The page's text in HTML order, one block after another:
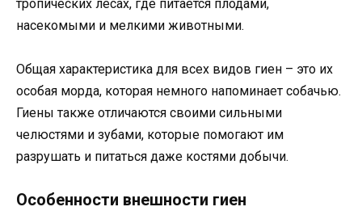
тропических лесах, где питается плодами,
насекомыми и мелкими животными.
Общая характеристика для всех видов гиен – это их
особая морда, которая немного напоминает собачью.
Гиены также отличаются своими сильными
челюстями и зубами, которые помогают им
разрушать и питаться даже костями добычи.
Особенности внешности гиен